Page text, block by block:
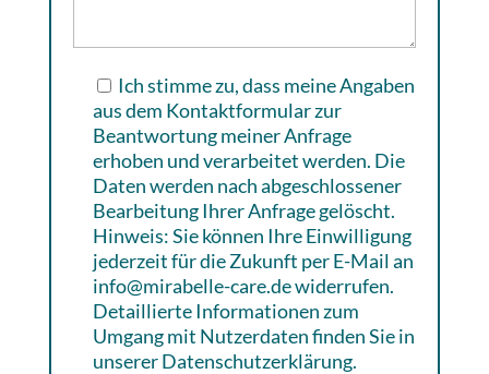
Ich stimme zu, dass meine Angaben
aus dem Kontaktformular zur
Beantwortung meiner Anfrage
erhoben und verarbeitet werden. Die
Daten werden nach abgeschlossener
Bearbeitung Ihrer Anfrage gelöscht.
Hinweis: Sie können Ihre Einwilligung
jederzeit für die Zukunft per E-Mail an
info@mirabelle-care.de widerrufen.
Detaillierte Informationen zum
Umgang mit Nutzerdaten finden Sie in
unserer Datenschutzerklärung.